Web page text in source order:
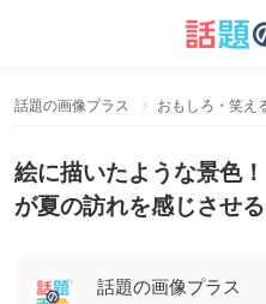
話題の画像プラス おもしろ・笑え
絵に描いたような景色
が夏の訪れを感じさせる
話題の画像プラス